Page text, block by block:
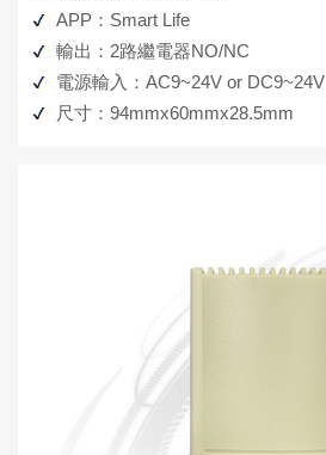
APP：Smart Life
輸出：2路繼電器NO/NC
電源輸入：AC9~24V or DC9~24V
尺寸：94mmx60mmx28.5mm